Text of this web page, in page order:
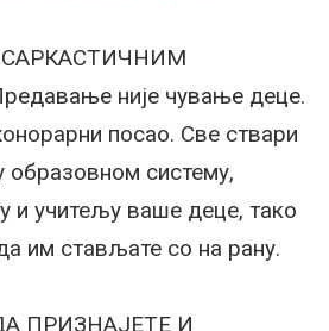
није чување деце.
посао. Све ствари
образовном систему,
и учитељу ваше деце, тако
им стављате со на рану.
ПРИЗНАЈЕТЕ И